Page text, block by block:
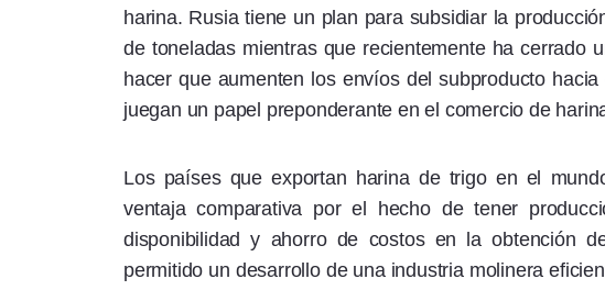
harina. Rusia tiene un plan para subsidiar la
de toneladas mientras que recientemente ha cerrado
hacer que aumenten los envíos del subproducto
juegan un papel preponderante en el comercio de
Los países que exportan harina de trigo en el
ventaja comparativa por el hecho de tener
disponibilidad y ahorro de costos en la obtención
permitido un desarrollo de una industria molinera